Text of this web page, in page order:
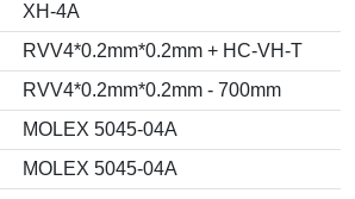
XH-4A
RVV4*0.2mm*0.2mm + HC-VH-T
RVV4*0.2mm*0.2mm - 700mm
MOLEX 5045-04A
MOLEX 5045-04A